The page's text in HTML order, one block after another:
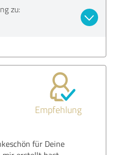
zu:
Empfehlung
für Deine